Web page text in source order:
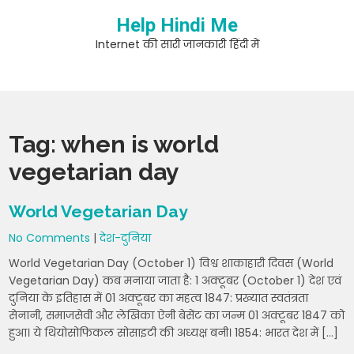
Help Hindi Me
Internet की सारी जानकारी हिंदी में
Tag:when is world
vegetarian day
World Vegetarian Day
No Comments |देश-दुनिया
World Vegetarian Day (October 1) विश्व शाकाहारी दिवस (World
Vegetarian Day) कब मनाया जाता है: 1 अक्टूबर (October 1) देश एवं
दुनिया के इतिहास में 01 अक्टूबर का महत्व 1847: प्रख्यात स्वतंत्रता
सेनानी, समाजसेवी और लेखिका ऐनी बेसेंट का जन्म 01 अक्टूबर 1847 को
हुआ। ये थियोसोफिकल सोसाइटी की अध्यक्ष बनी। 1854: भारत देश में […]